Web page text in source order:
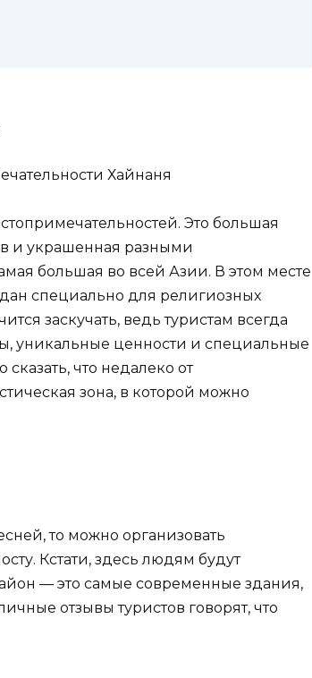
Это большая
и украшенная разными
большая во всей Азии. В этом месте
специально для религиозных
заскучать, ведь туристам всегда
уникальные ценности и специальные
что недалеко от
зона, в которой можно
то можно организовать
Кстати, здесь людям будут
— это самые современные здания,
отзывы туристов говорят, что